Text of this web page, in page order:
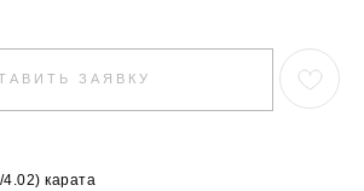
ЗАЯВКУ
карата